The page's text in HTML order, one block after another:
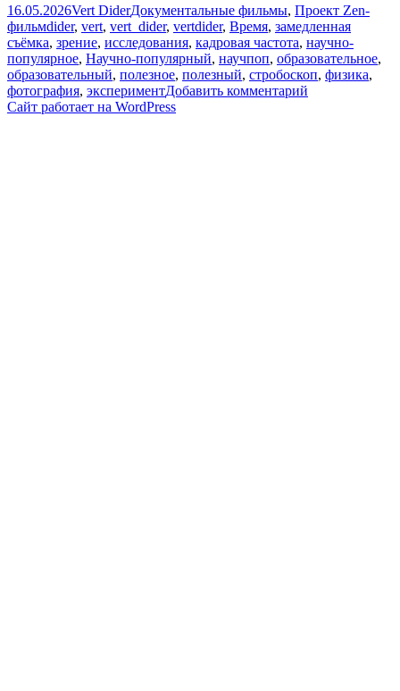
Опубликовано
16.05.2026Автор
Vert DiderРубрики
Документальные фильмы, Проект Zen-
фильмМетки
dider, vert, vert_dider, vertdider, Время, замедленная
съёмка, зрение, исследования, кадровая частота, научно-
популярное, Научно-популярный, научпоп, образовательное,
образовательный, полезное, полезный, стробоскоп, физика,
фотография, экспериментДобавить комментарий
Сайт работает на WordPress